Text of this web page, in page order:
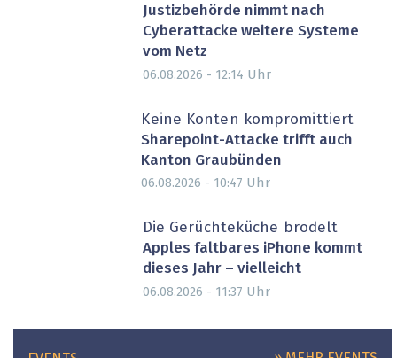
Justizbehörde nimmt nach
Cyberattacke weitere Systeme
vom Netz
06.08.2026 - 12:14 Uhr
Keine Konten kompromittiert
Sharepoint-Attacke trifft auch
Kanton Graubünden
06.08.2026 - 10:47 Uhr
Die Gerüchteküche brodelt
Apples faltbares iPhone kommt
dieses Jahr – vielleicht
06.08.2026 - 11:37 Uhr